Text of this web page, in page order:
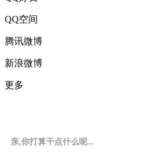
QQ空间
腾讯微博
新浪微博
更多
亲,你打算干点什么呢...